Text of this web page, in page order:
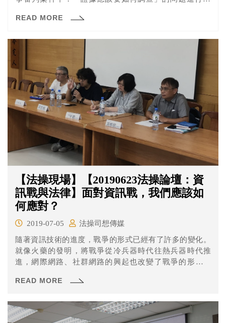
READ MORE
【法操現場】【20190623法操論壇：資
訊戰與法律】面對資訊戰，我們應該如
何應對？
2019-07-05
法操司想傳媒
隨著資訊技術的進度，戰爭的形式已經有了許多的變化。
就像火藥的發明，將戰爭從冷兵器時代往熱兵器時代推
進，網際網路、社群網路的興起也改變了戰爭的形式，
READ MORE